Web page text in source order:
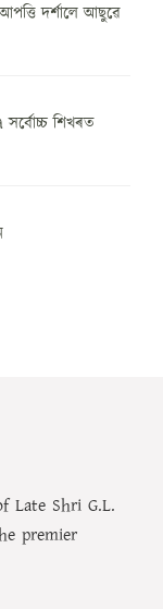
দৰ্শালে আছুৱে
শিখৰত
Late Shri G.L.
premier